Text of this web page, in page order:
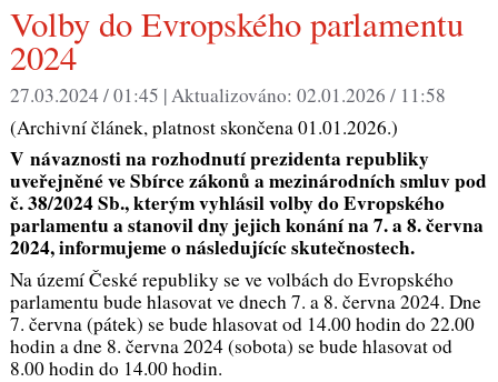
Volby do Evropského parlamentu
2024
27.03.2024 / 01:45 |Aktualizováno: 02.01.2026 / 11:58
(Archivní článek, platnost skončena 01.01.2026.)
V návaznosti na rozhodnutí prezidenta republiky
uveřejněné ve Sbírce zákonů a mezinárodních smluv pod
č. 38/2024 Sb., kterým vyhlásil volby do Evropského
parlamentu a stanovil dny jejich konání na 7. a 8. června
2024, informujeme o následujícíc skutečnostech.
Na území České republiky se ve volbách do Evropského
parlamentu bude hlasovat ve dnech 7. a 8. června 2024. Dne
7. června (pátek) se bude hlasovat od 14.00 hodin do 22.00
hodin a dne 8. června 2024 (sobota) se bude hlasovat od
8.00 hodin do 14.00 hodin.